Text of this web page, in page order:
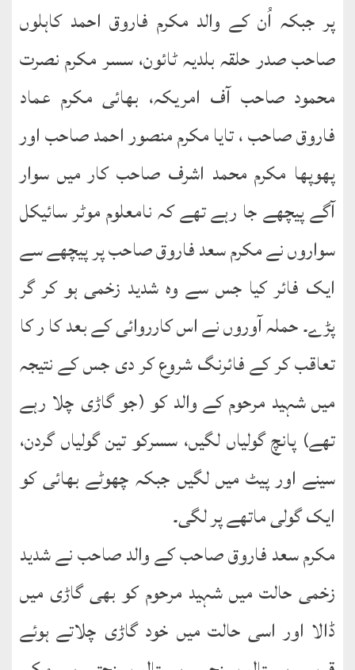
جمعہ
تربیتی
نشست
ھوالشافی
کتب
حضور
اردو
کتب
تعارف
کتاب
’’پردہ‘‘
English
Books
دریچۂ
راہنمائی
پر جبکہ اُن کے والد مکرم فاروق احمد کاہلوں
صاحب صدر حلقہ بلدیہ ٹائون، سسر مکرم نصرت
محمود صاحب آف امریکہ، بھائی مکرم عماد
فاروق صاحب ، تایا مکرم منصور احمد صاحب اور
پھوپھا مکرم محمد اشرف صاحب کار میں سوار
آگے پیچھے جا رہے تھے کہ نامعلوم موٹر سائیکل
سواروں نے مکرم سعد فاروق صاحب پر پیچھے سے
ایک فائر کیا جس سے وہ شدید زخمی ہو کر گر
پڑے۔ حملہ آوروں نے اس کارروائی کے بعد کا ر کا
تعاقب کر کے فائرنگ شروع کر دی جس کے نتیجہ
میں شہید مرحوم کے والد کو (جو گاڑی چلا رہے
تھے) پانچ گولیاں لگیں، سسرکو تین گولیاں گردن،
سینے اور پیٹ میں لگیں جبکہ چھوٹے بھائی کو
ایک گولی ماتھے پر لگی۔
مکرم سعد فاروق صاحب کے والد صاحب نے شدید
زخمی حالت میں شہید مرحوم کو بھی گاڑی میں
ڈالا اور اسی حالت میں خود گاڑی چلاتے ہوئے